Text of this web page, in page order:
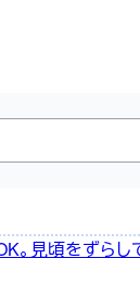
見頃をずらし